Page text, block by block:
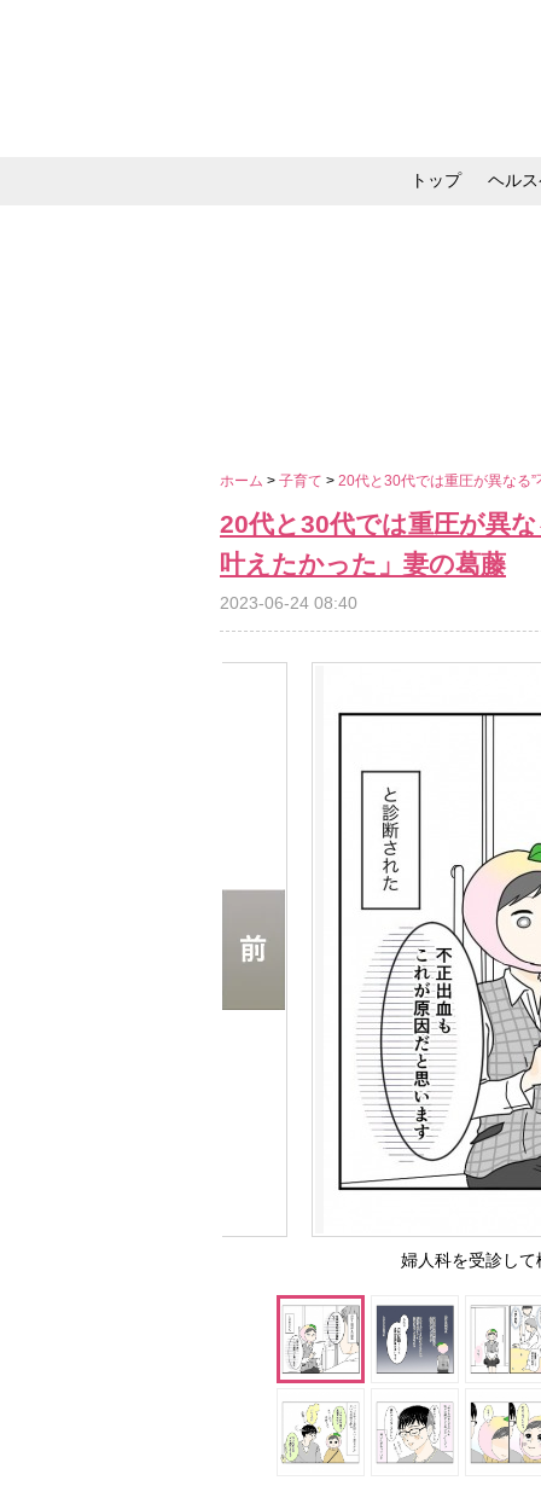
トップ ヘル
ホーム > 子育て > 20代と30代では重圧が異なる
20代と30代では重圧が異
叶えたかった」妻の葛藤
2023-06-24 08:40
婦人科を受診し